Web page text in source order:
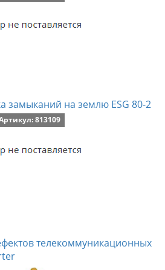
замыканий на землю ESG 80-2
813109
телекоммуникационных